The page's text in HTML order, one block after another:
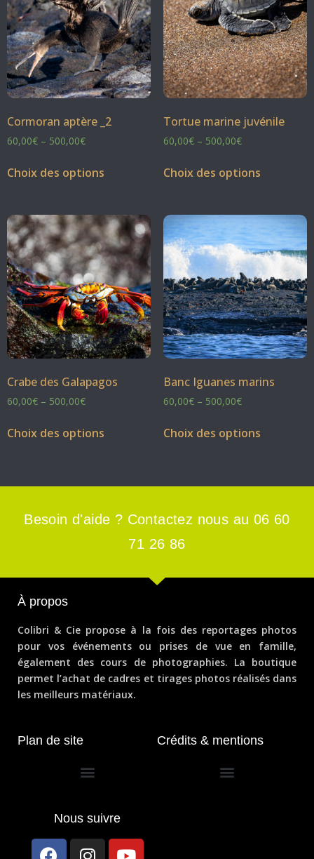
Cormoran aptère _2
60,00€ – 500,00€
Choix des options
Tortue marine juvénile
60,00€– 500,00€
Choix des options
Crabe des Galapagos
60,00€ – 500,00€
Choix des options
Banc Iguanes marins
60,00€– 500,00€
Choix des options
Besoin d'aide ? Contactez nous au 06 60
71 26 86
À propos
Colibri & Cie propose à la fois des reportages photos
pour vos événements ou prises de vue en famille,
également des cours de photographies. La boutique
permet l’achat de cadres et tirages photos réalisés dans
les meilleurs matériaux.
Plan de site Crédits & mentions
Nous suivre